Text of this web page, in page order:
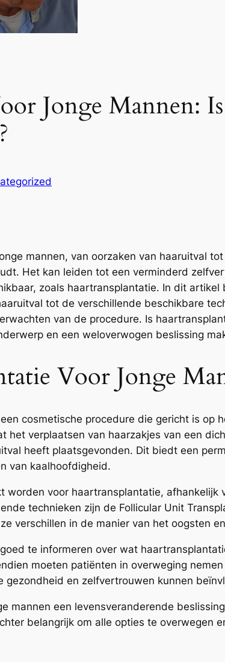
Jonge Mannen:
mannen, van oorzaken van haaruitval
Het kan leiden tot een verminderd
zoals haartransplantatie. In dit
tot de verschillende beschikbare
van de procedure. Is
en een weloverwogen beslissing
Voor Jonge
cosmetische procedure die gericht is op
het verplaatsen van haarzakjes van een
heeft plaatsgevonden. Dit biedt een
van kaalhoofdigheid.
worden voor haartransplantatie,
technieken zijn de Follicular Unit
verschillen in de manier van het oogsten
te informeren over wat
moeten patiënten in overweging
gezondheid en zelfvertrouwen kunnen
mannen een levensveranderende
belangrijk om alle opties te overwegen